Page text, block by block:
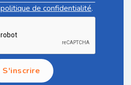
politique de confidentialité.